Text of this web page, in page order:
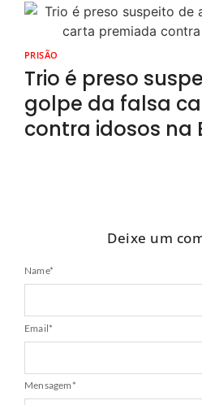
PRISÃO
Trio é preso
golpe da falsa
contra idosos na
Deixe um
Name*
Email*